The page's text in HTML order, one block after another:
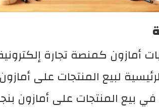
أمازون كمنصة تجارة
لبيع المنتجات على أمازون
بيع المنتجات على أمازون